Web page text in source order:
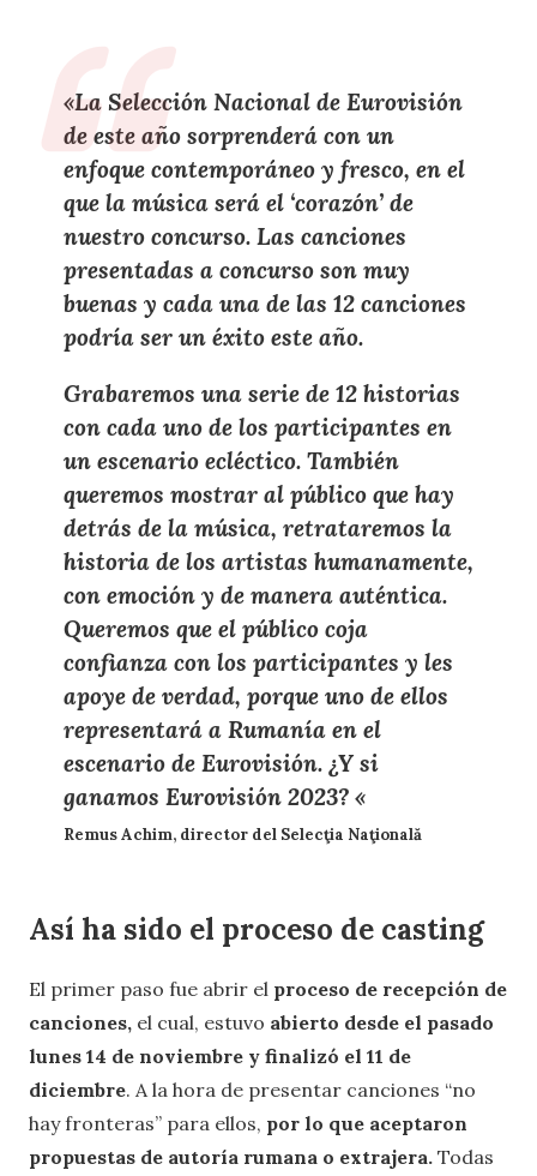
«La Selección Nacional de Eurovisión
de este año sorprenderá con un
enfoque contemporáneo y fresco, en el
que la música será el ‘corazón’ de
nuestro concurso. Las canciones
presentadas a concurso son muy
buenas y cada una de las 12 canciones
podría ser un éxito este año.
Grabaremos una serie de 12 historias
con cada uno de los participantes en
un escenario ecléctico. También
queremos mostrar al público que hay
detrás de la música, retrataremos la
historia de los artistas humanamente,
con emoción y de manera auténtica.
Queremos que el público coja
confianza con los participantes y les
apoye de verdad, porque uno de ellos
representará a Rumanía en el
escenario de Eurovisión. ¿Y si
ganamos Eurovisión 2023? «
Remus Achim, director del Selecţia Naţională
Así ha sido el proceso de casting
El primer paso fue abrir el proceso de recepción de
canciones, el cual, estuvo abierto desde el pasado
lunes 14 de noviembre y finalizó el 11 de
diciembre. A la hora de presentar canciones “no
hay fronteras” para ellos, por lo que aceptaron
propuestas de autoría rumana o extrajera. Todas